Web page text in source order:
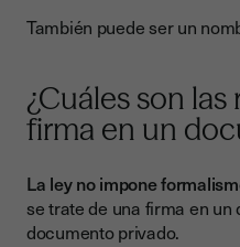
También puede ser un
¿Cuáles son las
firma en un
La ley no impone
se trate de una firma en
documento privado.